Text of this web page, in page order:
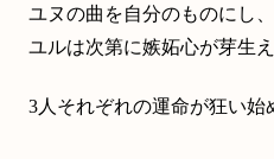
ユヌの曲を自分のものにし
ユルは次第に嫉妬心が芽生え
3人それぞれの運命が狂い